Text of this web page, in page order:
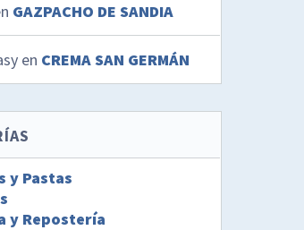
GAZPACHO DE SANDIA
en CREMA SAN GERMÁN
y Pastas
y Repostería